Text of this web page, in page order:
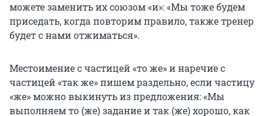
можете заменить их союзом «и»: «Мы тоже будем
приседать, когда повторим правило, также тренер
будет с нами отжиматься».
Местоимение с частицей «то же» и наречие с
частицей «так же» пишем раздельно, если частицу
«же» можно выкинуть из предложения: «Мы
выполняем то (же) задание и так (же) хорошо, как